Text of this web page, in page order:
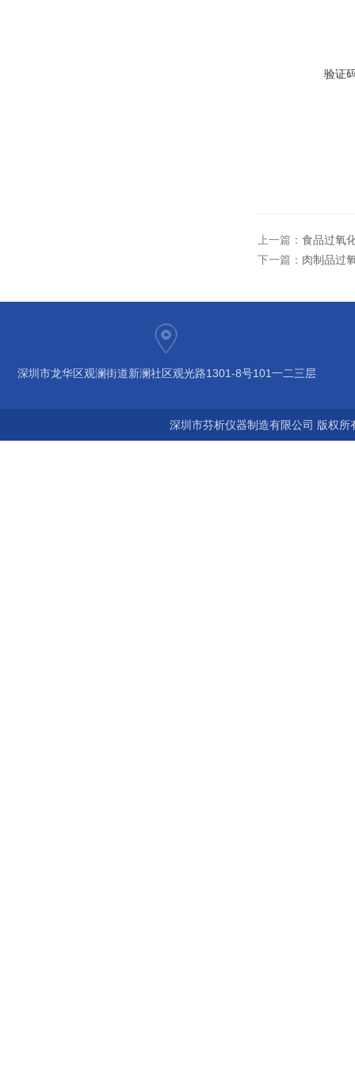
验证
上一篇： 食品过氧
下一篇： 肉制品过
深圳市龙华区观澜街道新澜社区观光路1301-8号101一二三层
深圳市芬析仪器制造有限公司 版权